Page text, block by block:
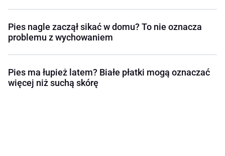
Pies nagle zaczął sikać w domu? To nie oznacza
problemu z wychowaniem
Pies ma łupież latem? Białe płatki mogą oznaczać
więcej niż suchą skórę